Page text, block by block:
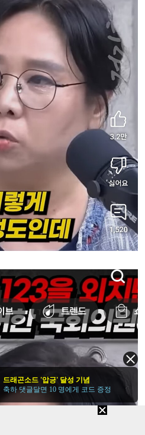
드래곤소드 '압긍' 달성 기념
축하 댓글달면 10 명에게 코드 증정